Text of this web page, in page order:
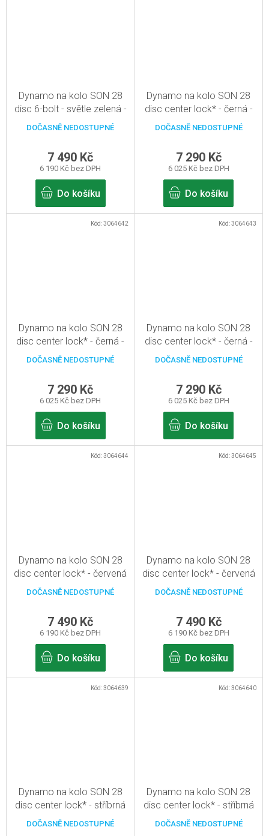
Dynamo na kolo SON 28
disc 6-bolt - světle zelená -
36d
DOČASNĚ NEDOSTUPNÉ
6 190 Kč bez DPH
7 490 Kč
Do košíku
Dynamo na kolo SON 28
disc center lock* - černá -
28d
DOČASNĚ NEDOSTUPNÉ
6 025 Kč bez DPH
7 290 Kč
Do košíku
Dynamo na kolo SON 28
disc center lock* - černá -
32d
DOČASNĚ NEDOSTUPNÉ
6 025 Kč bez DPH
7 290 Kč
Do košíku
Kód:3064642
Dynamo na kolo SON 28
disc center lock* - černá -
36d
DOČASNĚ NEDOSTUPNÉ
6 025 Kč bez DPH
7 290 Kč
Do košíku
Kód:3064643
Dynamo na kolo SON 28
disc center lock* - červená
- 32d
DOČASNĚ NEDOSTUPNÉ
6 190 Kč bez DPH
7 490 Kč
Do košíku
Kód:3064644
Dynamo na kolo SON 28
disc center lock* - červená
- 36d
DOČASNĚ NEDOSTUPNÉ
6 190 Kč bez DPH
7 490 Kč
Do košíku
Kód:3064645
Dynamo na kolo SON 28
disc center lock* - stříbrná
- 32d
DOČASNĚ NEDOSTUPNÉ
Kód:3064639
Dynamo na kolo SON 28
disc center lock* - stříbrná
- 36d
DOČASNĚ NEDOSTUPNÉ
Kód:3064640